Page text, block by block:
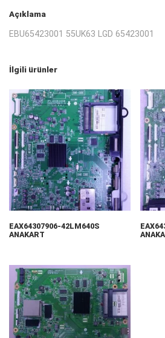
Açıklama
EBU65423001 55UK63 LGD 65423001
İlgili ürünler
EAX64307906-42LM640S
ANAKART